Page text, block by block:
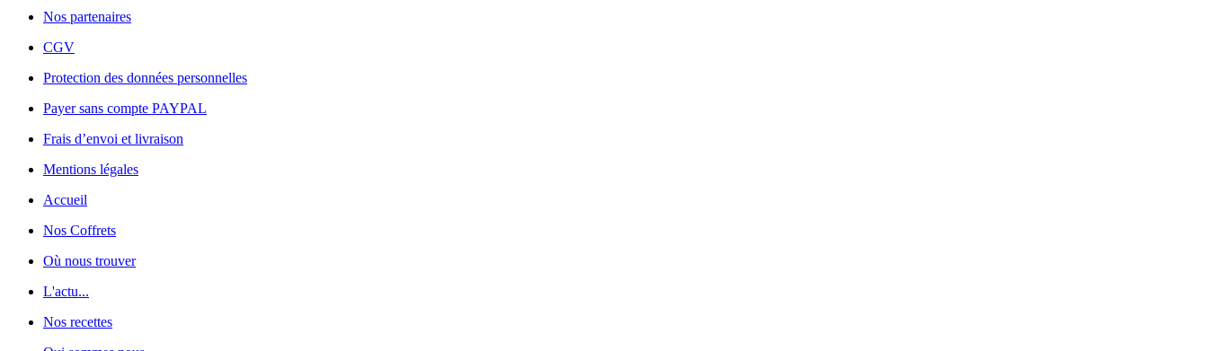
Nos partenaires
CGV
Protection des données personnelles
Payer sans compte PAYPAL
Frais d’envoi et livraison
Mentions légales
Accueil
Nos Coffrets
Où nous trouver
L'actu...
Nos recettes